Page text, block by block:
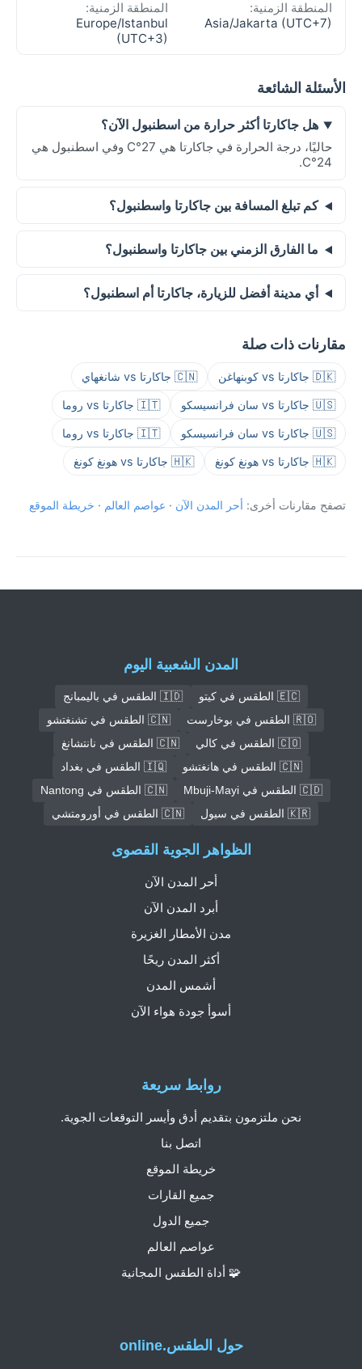
المنطقة الزمنية:
Asia/Jakarta (UTC+7)
المنطقة الزمنية:
Europe/Istanbul
(UTC+3)
الأسئلة الشائعة
هل جاكارتا أكثر حرارة من اسطنبول الآن؟
حاليًا، درجة الحرارة في جاكارتا هي 27°C وفي اسطنبول هي
24°C.
كم تبلغ المسافة بين جاكارتا واسطنبول؟
ما الفارق الزمني بين جاكارتا واسطنبول؟
أي مدينة أفضل للزيارة، جاكارتا أم اسطنبول؟
مقارنات ذات صلة
🇩🇰 جاكارتا vs كوبنهاغن 🇨🇳 جاكارتا vs شانغهاي
🇺🇸 جاكارتا vs سان فرانسيسكو 🇮🇹 جاكارتا vs روما
🇺🇸 جاكارتا vs سان فرانسيسكو 🇮🇹 جاكارتا vs روما
🇭🇰 جاكارتا vs هونغ كونغ 🇭🇰 جاكارتا vs هونغ كونغ
تصفح مقارنات أخرى: أحر المدن الآن · عواصم العالم · خريطة الموقع
المدن الشعبية اليوم
🇪🇨 الطقس في كيتو
🇮🇩 الطقس في باليمبانج
🇷🇴 الطقس في بوخارست
🇨🇳 الطقس في تشنغتشو
🇨🇴 الطقس في كالي
🇨🇳 الطقس في نانتشانغ
🇨🇳 الطقس في هانغتشو
🇮🇶 الطقس في بغداد
🇨🇩 الطقس في Mbuji-Mayi
🇨🇳 الطقس في Nantong
🇰🇷 الطقس في سيول
🇨🇳 الطقس في أورومتشي
حول الطقس.online
روابط سريعة
نحن ملتزمون بتقديم أدق وأيسر التوقعات الجوية.
اتصل بنا
خريطة الموقع
جميع القارات
جميع الدول
عواصم العالم
🧩 أداة الطقس المجانية
الظواهر الجوية القصوى
أحر المدن الآن
أبرد المدن الآن
مدن الأمطار الغزيرة
أكثر المدن ريحًا
أشمس المدن
أسوأ جودة هواء الآن